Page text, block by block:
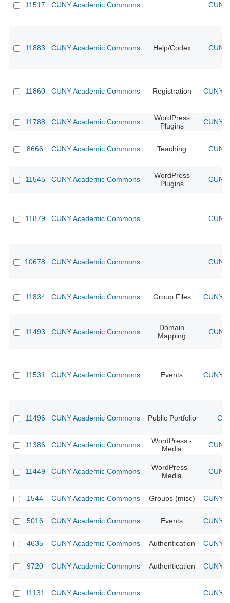
11517 CUNY Academic Commons
11883 CUNY Academic Commons Help/Codex
11860 CUNY Academic Commons Registration CUNY
11788 CUNY Academic Commons
WordPress
Plugins
CUNY
8666 CUNY Academic Commons Teaching
11545 CUNY Academic Commons
WordPress
Plugins
11879 CUNY Academic Commons
10678 CUNY Academic Commons
11834 CUNY Academic Commons Group Files CUNY
11493 CUNY Academic Commons
Domain
Mapping
11531 CUNY Academic Commons Events CUNY
11496 CUNY Academic Commons Public Portfolio
11386 CUNY Academic Commons
WordPress -
Media
11449 CUNY Academic Commons
WordPress -
Media
1544 CUNY Academic Commons Groups (misc) CUNY
5016 CUNY Academic Commons Events CUNY
4635 CUNY Academic Commons Authentication CUNY
9720 CUNY Academic Commons Authentication CUNY
11131 CUNY Academic Commons CUNY